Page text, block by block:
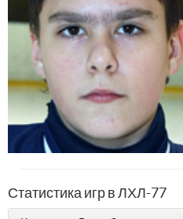
Статистика игр в ЛХЛ-77